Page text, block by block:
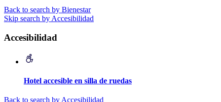
Back to search by Bienestar
Skip search by Accesibilidad
Accesibilidad
Hotel accesible en silla de ruedas
Back to search by Accesibilidad